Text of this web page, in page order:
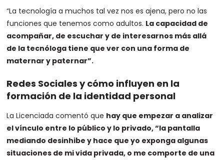
“La tecnología a muchos tal vez nos es ajena, pero no las
funciones que tenemos como adultos. La capacidad de
acompañar, de escuchar y de interesarnos más allá
de la tecnóloga tiene que ver con una forma de
maternar y paternar”.
Redes Sociales y cómo influyen en la
formación de la identidad personal
La Licenciada comentó que hay que empezar a analizar
el vínculo entre lo público y lo privado, “la pantalla
mediando desinhibe y hace que yo exponga algunas
situaciones de mi vida privada, o me comporte de una